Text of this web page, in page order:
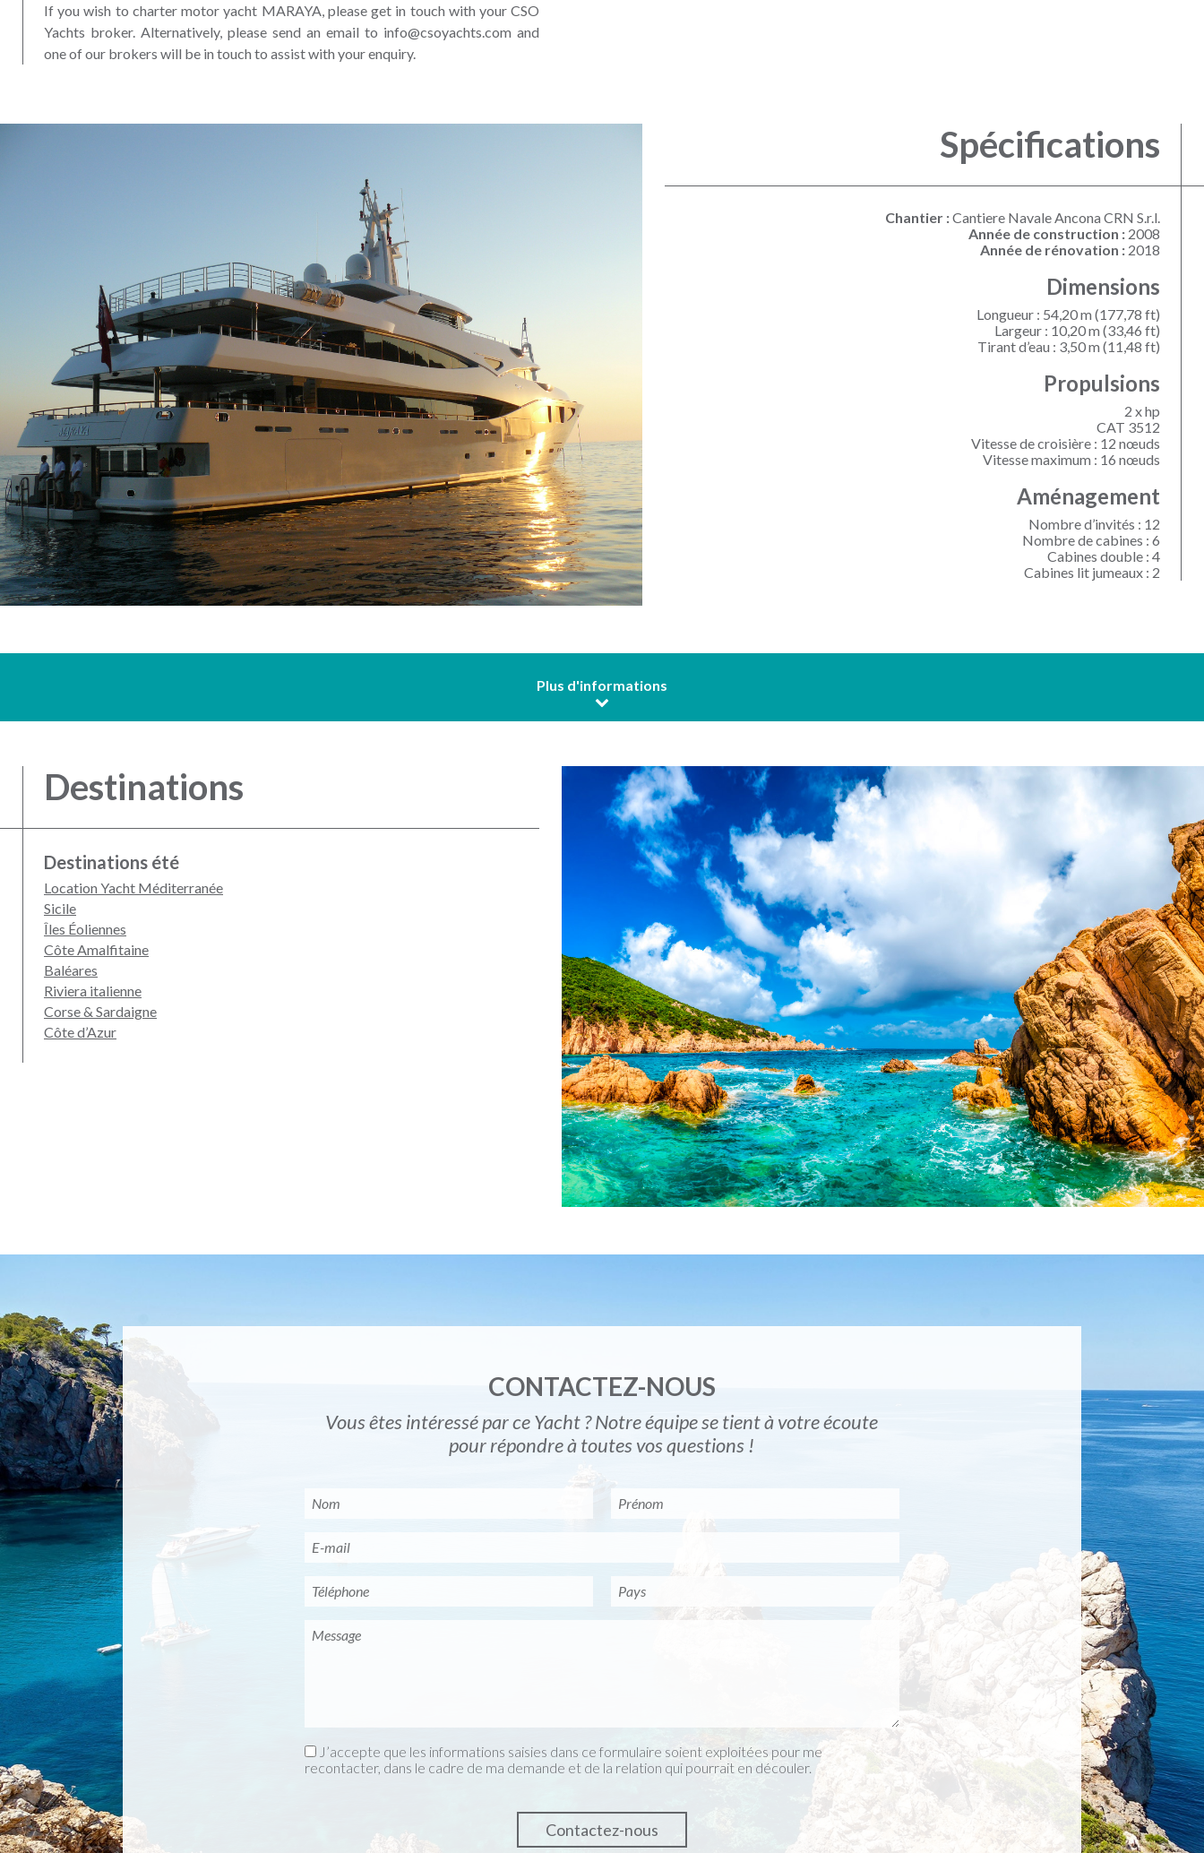
If you wish to charter motor yacht MARAYA, please get in touch with your CSO
Yachts broker. Alternatively, please send an email to info@csoyachts.com and
one of our brokers will be in touch to assist with your enquiry.
Spécifications
Chantier :Cantiere Navale Ancona CRN S.r.l.
Année de construction :2008
Année de rénovation :2018
Dimensions
Longueur : 54,20 m (177,78 ft)
Largeur : 10,20 m (33,46 ft)
Tirant d’eau : 3,50 m (11,48 ft)
Propulsions
2 x hp
CAT 3512
Vitesse de croisière : 12 nœuds
Vitesse maximum : 16 nœuds
Aménagement
Nombre d’invités : 12
Nombre de cabines : 6
Cabines double : 4
Cabines lit jumeaux : 2
Plus d'informations
Destinations
Destinations été
Location Yacht Méditerranée
Sicile
Îles Éoliennes
Côte Amalfitaine
Baléares
Riviera italienne
Corse & Sardaigne
Côte d’Azur
CONTACTEZ-NOUS
Vous êtes intéressé par ce Yacht ? Notre équipe se tient à votre écoute
pour répondre à toutes vos questions !
J’accepte que les informations saisies dans ce formulaire soient exploitées pour me
recontacter, dans le cadre de ma demande et de la relation qui pourrait en découler.